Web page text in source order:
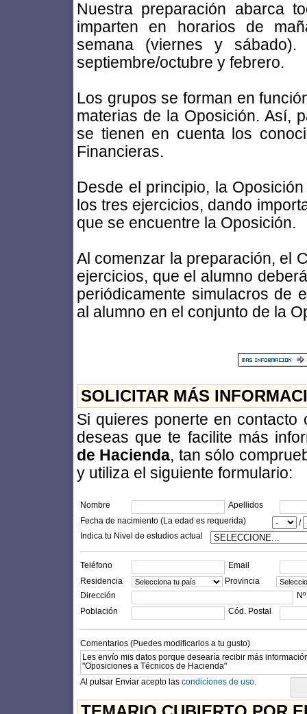
Nuestra preparación abarca
imparten en horarios de
semana (viernes y
septiembre/octubre y febrero.
Los grupos se forman en
materias de la Oposición. Así,
se tienen en cuenta los
Financieras.
Desde el principio, la
los tres ejercicios, dando
que se encuentre la Oposición.
Al comenzar la preparación, el
ejercicios, que el alumno
periódicamente simulacros de
al alumno en el conjunto de la
SOLICITAR MÁS
Si quieres ponerte en contacto
deseas que te facilite más
de Hacienda, tan sólo
y utiliza el siguiente formulario:
Nombre
Apellidos
Fecha de nacimiento (La edad es requerida)
/
Indica tu Nivel de estudios actual
Teléfono
Email
Residencia
Provincia
Dirección
Nº
Población
Cód. Postal
Comentarios (Puedes modificarlos a tu gusto)
Al pulsar Enviar acepto las condiciones de uso.